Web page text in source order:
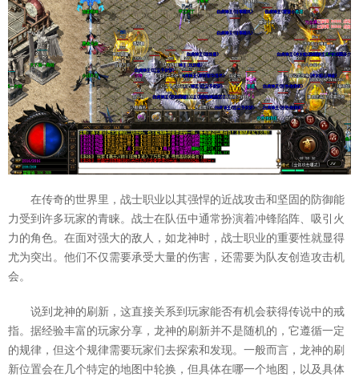
在传奇的世界里，战士职业以其强悍的近战攻击和坚固的防御能
力受到许多玩家的青睐。战士在队伍中通常扮演着冲锋陷阵、吸引火
力的角色。在面对强大的敌人，如龙神时，战士职业的重要性就显得
尤为突出。他们不仅需要承受大量的伤害，还需要为队友创造攻击机
会。
说到龙神的刷新，这直接关系到玩家能否有机会获得传说中的戒
指。据经验丰富的玩家分享，龙神的刷新并不是随机的，它遵循一定
的规律，但这个规律需要玩家们去探索和发现。一般而言，龙神的刷
新位置会在几个特定的地图中轮换，但具体在哪一个地图，以及具体